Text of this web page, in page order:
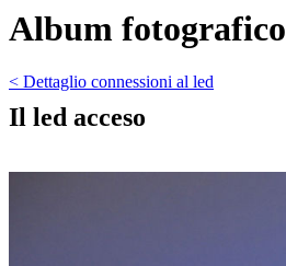
Album fotografico
< Dettaglio connessioni al led
Il led acceso